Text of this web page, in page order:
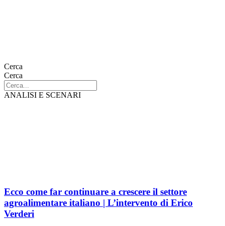
Cerca
Cerca
ANALISI E SCENARI
Ecco come far continuare a crescere il settore
agroalimentare italiano | L’intervento di Erico
Verderi